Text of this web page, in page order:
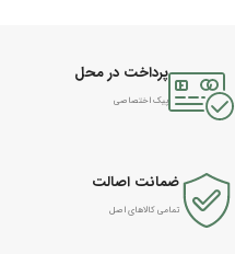
پرداخت در محل
پیک اختصاصی
ضمانت اصالت
تمامی کالاهای اصل